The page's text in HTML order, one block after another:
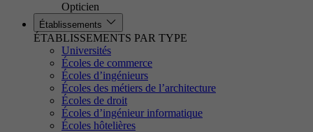
Opticien
Établissements
ÉTABLISSEMENTS PAR TYPE
Universités
Écoles de commerce
Écoles d’ingénieurs
Écoles des métiers de l’architecture
Écoles de droit
Écoles d’ingénieur informatique
Écoles hôtelières